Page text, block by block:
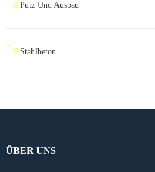
Putz Und Ausbau
Stahlbeton
ÜBER UNS